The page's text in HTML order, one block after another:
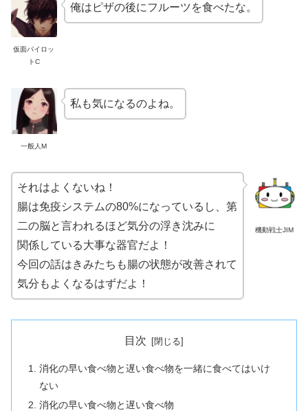
仮面パイロッ
トC
俺はピザの後にフルーツを食べたな。
一般人M
私も気になるのよね。
機動戦士JIM
それはよくないね！
腸は免疫システムの80%になっているし、第
二の脳と言われるほど気分の浮き沈みに
関係している大事な器官だよ！
今回の話はきみたちも腸の状態が改善されて
気分もよくなるはずだよ！
目次
消化の早い食べ物と遅い食べ物を一緒に食べてはいけ
ない
消化の早い食べ物と遅い食べ物